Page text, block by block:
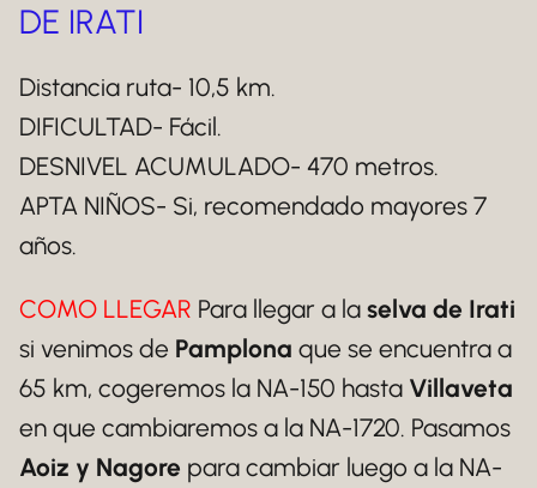
DE IRATI
Distancia ruta- 10,5 km.
DIFICULTAD- Fácil.
DESNIVEL ACUMULADO- 470 metros.
APTA NIÑOS- Si, recomendado mayores 7
años.
COMO LLEGAR Para llegar a la selva de Irati
si venimos de Pamplona que se encuentra a
65 km, cogeremos la NA-150 hasta Villaveta
en que cambiaremos a la NA-1720. Pasamos
Aoiz y Nagore para cambiar luego a la NA-